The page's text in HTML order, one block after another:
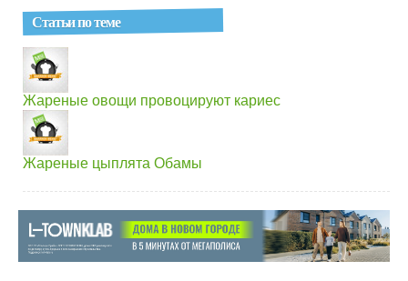
Статьи по теме
Жареные овощи провоцируют кариес
Жареные цыплята Обамы